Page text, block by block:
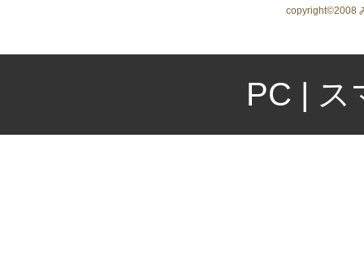
copyright©2008
PC | ス